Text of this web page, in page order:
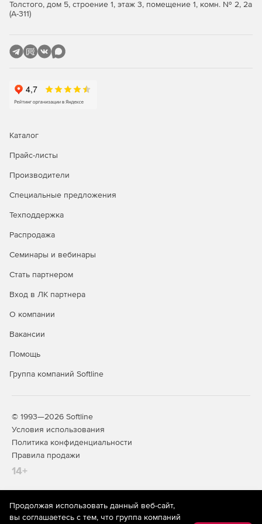
Защита от шпионских программ. Блокирование
Защита от неизвестных угроз. Блокирование в
включениях.
Контроль приложений. Центральное управление и
Интернету.
Поставка последних новостей о вирусных угрозах.
Центральное управление. Продукт F-Secure Client
Security может быть удаленно установлен,
может быть активирована в режиме «Всегда – на
Толстого, дом 5, строение 1, этаж 3, помещение 1, комн. № 2, 2а
(А-311)
Каталог
Прайс-листы
Производители
Специальные предложения
Техподдержка
Распродажа
Семинары и вебинары
Стать партнером
Вход в ЛК партнера
О компании
Вакансии
Помощь
Группа компаний Softline
© 1993—2026 Softline
Условия использования
Политика конфиденциальности
Правила продажи
14+
На информационном ресурсе store.softline.ru применяются
рекомендательные технологии(информационные технологии
Продолжая использовать данный веб-сайт,
вы соглашаетесь с тем, что группа компаний